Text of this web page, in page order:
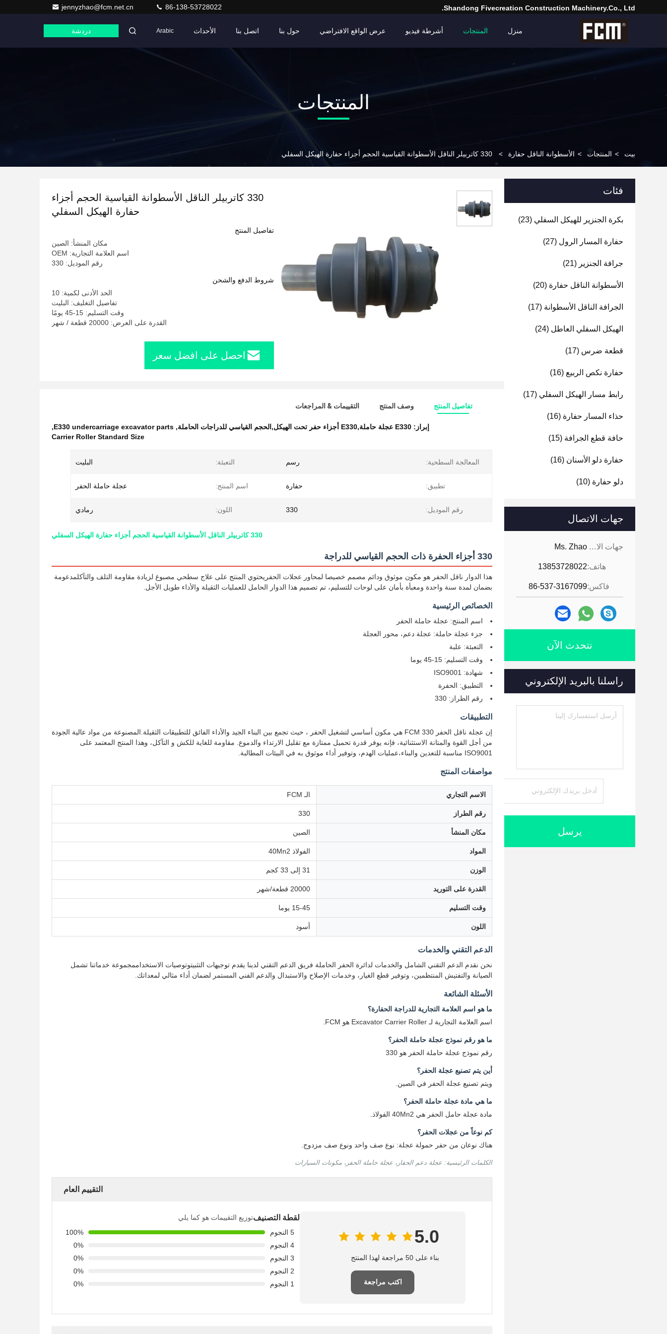
Shandong Fivecreation Construction Machinery.Co., Ltd.
jennyzhao@fcm.net.cn 86-138-53728022
منزل المنتجات أشرطة فيديو عرض الواقع الافتراضي حول بنا اتصل بنا الأحداث Arabic دردشة
المنتجات
بيت > المنتجات > الأسطوانة الناقل حفارة > 330 كاتربيلر الناقل الأسطوانة القياسية الحجم أجزاء حفارة الهيكل السفلي
فئات
بكرة الجنزير للهيكل السفلي (23)
حفارة المسار الرول (27)
جرافة الجنزير (21)
الأسطوانة الناقل حفارة (20)
الجرافة الناقل الأسطوانة (17)
الهيكل السفلي العاطل (24)
قطعة ضرس (17)
حفارة نكص الربيع (16)
رابط مسار الهيكل السفلي (17)
حذاء المسار حفارة (16)
حافة قطع الجرافة (15)
حفارة دلو الأسنان (16)
دلو حفارة (10)
جهات الاتصال
جهات الاتصال: Ms. Zhao
هاتف:13853728022
فاكس:86-537-3167099
نتحدث الآن
راسلنا بالبريد الإلكتروني
يرسل
330 كاتربيلر الناقل الأسطوانة القياسية الحجم أجزاء
حفارة الهيكل السفلي
تفاصيل المنتج
مكان المنشأ: الصين
اسم العلامة التجارية: OEM
رقم الموديل: 330
شروط الدفع والشحن
الحد الأدنى لكمية: 10
تفاصيل التغليف: البليت
وقت التسليم: 15-45 يومًا
القدرة على العرض: 20000 قطعة / شهر
احصل على افضل سعر
تفاصيل المنتج وصف المنتج التقييمات & المراجعات
إبراز: E330 عجلة حاملة,E330 أجزاء حفر تحت الهيكل,الحجم القياسي للدراجات الحاملة ,
E330 undercarriage excavator parts
,
Carrier Roller Standard Size
المعالجة السطحية: رسم التعبئة: البليت
تطبيق: حفارة اسم المنتج: عجلة حاملة الحفر
رقم الموديل: 330 اللون: رمادي
330 كاتربيلر الناقل الأسطوانة القياسية الحجم أجزاء حفارة الهيكل السفلي
330 أجزاء الحفرة ذات الحجم القياسي للدراجة
هذا الدوار ناقل الحفر هو مكون موثوق ودائم مصمم خصيصا لمحاور عجلات الحفريحتوي المنتج على علاج سطحي مصبوغ لزيادة مقاومة التلف والتآكلمدعومة
بضمان لمدة سنة واحدة ومعبأة بأمان على لوحات للتسليم، تم تصميم هذا الدوار الحامل للعمليات الثقيلة والأداء طويل الأجل.
الخصائص الرئيسية
اسم المنتج: عجلة حاملة الحفر
جزء عجلة حاملة: عجلة دعم، محور العجلة
التعبئة: علبة
وقت التسليم: 15-45 يوما
شهادة: ISO9001
التطبيق: الحفرة
رقم الطراز: 330
التطبيقات
إن عجلة ناقل الحفر FCM 330 هي مكون أساسي لتشغيل الحفر ، حيث تجمع بين البناء الجيد والأداء الفائق للتطبيقات الثقيلة.المصنوعة من مواد عالية الجودة
من أجل القوة والمتانة الاستثنائية، فإنه يوفر قدرة تحميل ممتازة مع تقليل الارتداء والدموع. مقاومة للغاية للكش و التآكل، وهذا المنتج المعتمد على
ISO9001 مناسبة للتعدين والبناء،عمليات الهدم، وتوفير أداء موثوق به في البيئات المطالبة.
مواصفات المنتج
الاسم التجاري الـ FCM
رقم الطراز 330
مكان المنشأ الصين
المواد الفولاذ 40Mn2
الوزن 31 إلى 33 كجم
القدرة على التوريد 20000 قطعة/شهر
وقت التسليم 15-45 يوما
اللون أسود
الدعم التقني والخدمات
نحن نقدم الدعم التقني الشامل والخدمات لدائرة الحفر الحاملة فريق الدعم التقني لدينا يقدم توجيهات التثبيتوتوصيات الاستخداممجموعة خدماتنا تشمل
الصيانة والتفتيش المنتظمين، وتوفير قطع الغيار، وخدمات الإصلاح والاستبدال والدعم الفني المستمر لضمان أداء مثالي لمعداتك.
الأسئلة الشائعة
ما هو اسم العلامة التجارية للدراجة الحفارة؟
اسم العلامة التجارية لـ Excavator Carrier Roller هو FCM.
ما هو رقم نموذج عجلة حاملة الحفر؟
رقم نموذج عجلة حاملة الحفر هو 330
أين يتم تصنيع عجلة الحفر؟
ويتم تصنيع عجلة الحفر في الصين.
ما هي مادة عجلة حاملة الحفر؟
مادة عجلة حامل الحفر هي 40Mn2 الفولاذ.
كم نوعاً من عجلات الحفر؟
هناك نوعان من حفر حمولة عجلة: نوع صف واحد ونوع صف مزدوج.
الكلمات الرئيسية: عجلة دعم الحفار، عجلة حاملة الحفر، مكونات السيارات
التقييم العام
5.0
بناء على 50 مراجعة لهذا المنتج
اكتب مراجعة
لقطة التصنيفتوزيع التقييمات هو كما يلي
5 النجوم
100%
4 النجوم
0%
3 النجوم
0%
2 النجوم
0%
1 النجوم
0%